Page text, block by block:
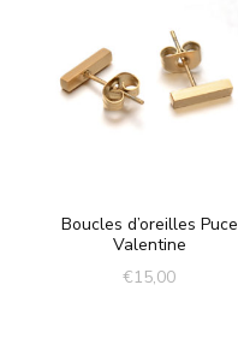
Boucles d’oreilles Puce
Valentine
€15,00